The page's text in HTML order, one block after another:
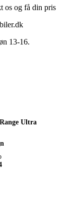
og få din pris
13-16.
Ultra